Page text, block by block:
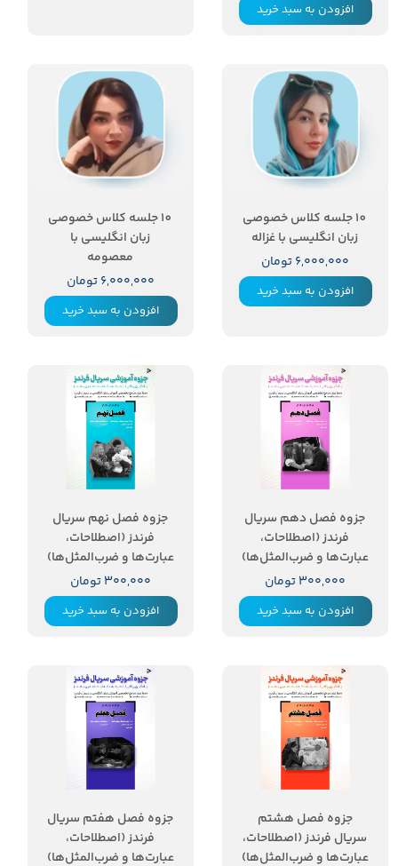
افزودن به سبد خرید
10 جلسه کلاس خصوصی
زبان انگلیسی با غزاله
۶,۰۰۰,۰۰۰ تومان
افزودن به سبد خرید
10 جلسه کلاس خصوصی
زبان انگلیسی با
معصومه
۶,۰۰۰,۰۰۰ تومان
افزودن به سبد خرید
جزوه فصل دهم سریال
فرندز (اصطلاحات،
عبارت‌ها و ضرب‌المثل‌ها)
۳۰۰,۰۰۰ تومان
افزودن به سبد خرید
جزوه فصل نهم سریال
فرندز (اصطلاحات،
عبارت‌ها و ضرب‌المثل‌ها)
۳۰۰,۰۰۰ تومان
افزودن به سبد خرید
جزوه فصل هشتم
سریال فرندز (اصطلاحات،
عبارت‌ها و ضرب‌المثل‌ها)
جزوه فصل هفتم سریال
فرندز (اصطلاحات،
عبارت‌ها و ضرب‌المثل‌ها)